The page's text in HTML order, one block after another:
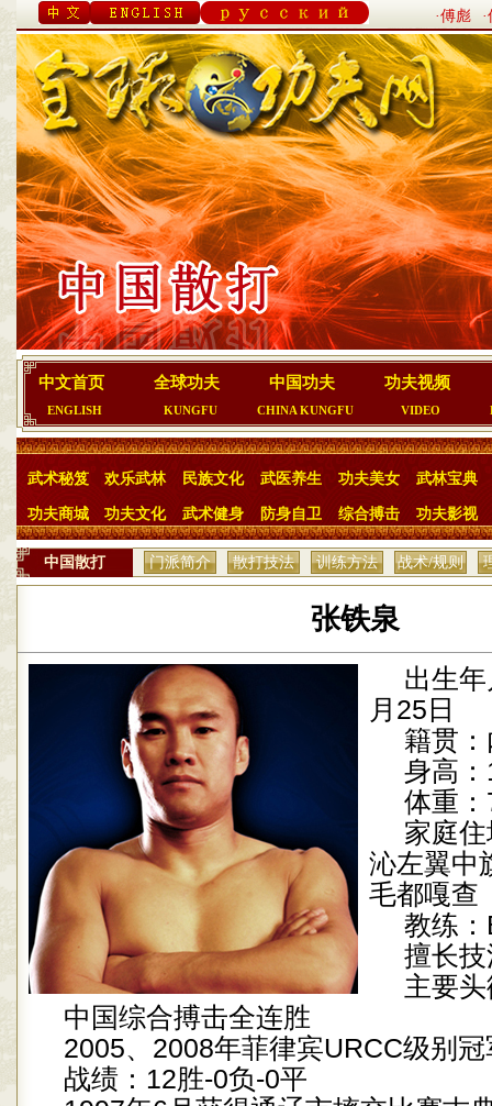
·傅彪
中文首页
ENGLISH
全球功夫
KUNGFU
中国功夫
CHINA KUNGFU
功夫视频
VIDEO
武术秘笈 欢乐武林 民族文化 武医养生 功夫美女 武林宝典
功夫商城 功夫文化 武术健身 防身自卫 综合搏击 功夫影视
中国散打 门派简介 散打技法 训练方法 战术/规则
张铁泉
出生
月 25 日
籍贯
身高：
体重：
家庭
沁左翼中
毛都嘎查
教练：
擅长
主要
中国综合搏击全连胜
2005、 2008年菲律宾URCC级别冠
战绩： 12胜-0负-0平